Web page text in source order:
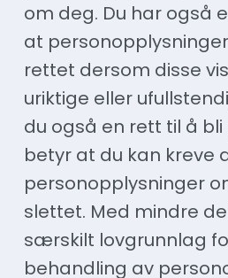
om deg. Du har også
at
rettet dersom disse
uriktige eller
du også en rett til å
betyr at du kan kreve
personopplysninger
slettet. Med mindre
særskilt lovgrunnlag
behandling av